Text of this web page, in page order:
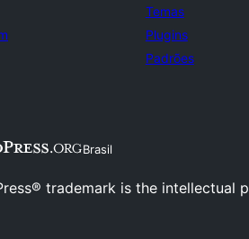
Temas
Plugins
Padrões
Brasil
trademark is the intellectual